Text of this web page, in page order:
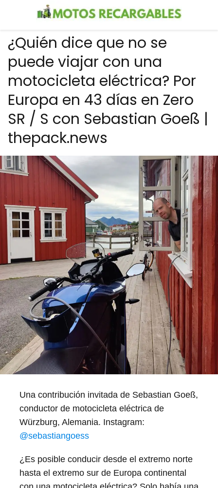
¿Quién dice que no se
puede viajar con una
motocicleta eléctrica? Por
Europa en 43 días en Zero
SR / S con Sebastian Goeß |
thepack.news
Una contribución invitada de Sebastian Goeß,
conductor de motocicleta eléctrica de
Würzburg, Alemania. Instagram:
@sebastiangoess
¿Es posible conducir desde el extremo norte
hasta el extremo sur de Europa continental